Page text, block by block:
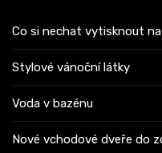
Co si nechat vytisknout
Stylové vánoční látky
Voda v bazénu
Nové vchodové dveře do